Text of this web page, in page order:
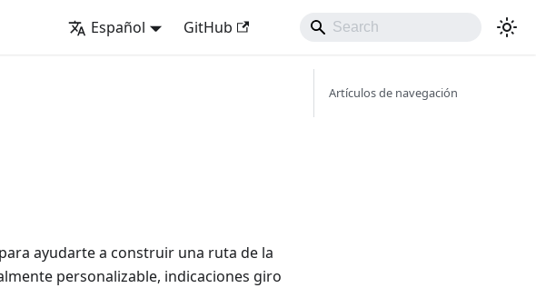
Español GitHub
ayudarte a construir una ruta de la
personalizable, indicaciones giro
Artículos de navegación